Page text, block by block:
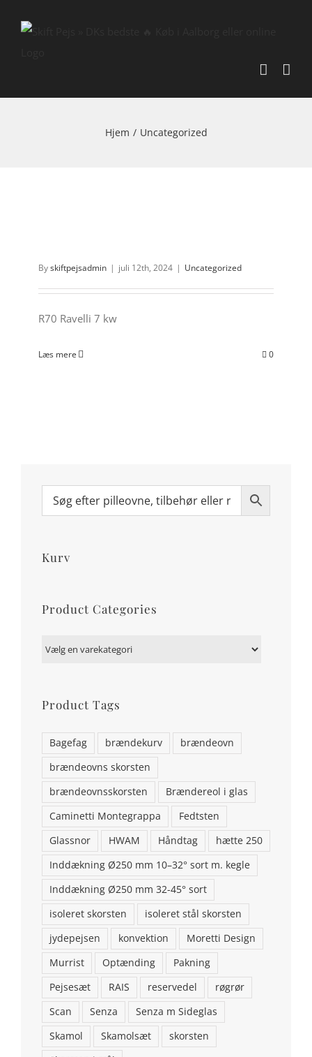
Hjem / Uncategorized
Byskiftpejsadmin | juli 12th, 2024 | Uncategorized
R70 Ravelli 7 kw
Læs mere 0
Kurv
Product Categories
Product Tags
Bagefag brændekurv
brændeovn
brændeovns skorsten
brændeovnsskorsten
Brændereol i glas
Caminetti Montegrappa
Fedtsten
Glassnor
HWAM Håndtag
hætte 250
Inddækning Ø250 mm 10–32° sort m. kegle
Inddækning Ø250 mm 32-45° sort
isoleret skorsten
isoleret stål skorsten
jydepejsen
konvektion
Moretti Design
Murrist
Optænding
Pakning
Pejsesæt
RAIS reservedel
røgrør
Scan
Senza
Senza m Sideglas
Skamol
Skamolsæt
skorsten
KONTAKT OS